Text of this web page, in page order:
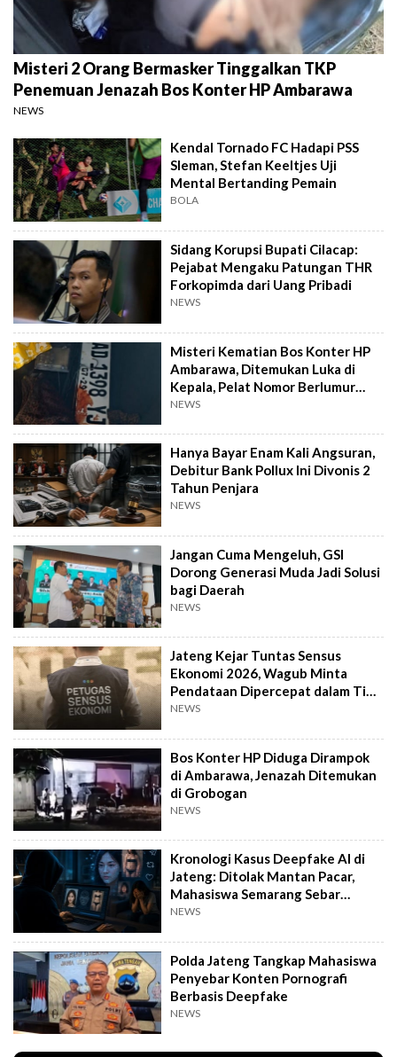
Misteri 2 Orang Bermasker Tinggalkan TKP
Penemuan Jenazah Bos Konter HP Ambarawa
NEWS
Kendal Tornado FC Hadapi PSS
Sleman, Stefan Keeltjes Uji
Mental Bertanding Pemain
BOLA
Sidang Korupsi Bupati Cilacap:
Pejabat Mengaku Patungan THR
Forkopimda dari Uang Pribadi
NEWS
Misteri Kematian Bos Konter HP
Ambarawa, Ditemukan Luka di
Kepala, Pelat Nomor Berlumur
Darah
NEWS
Hanya Bayar Enam Kali Angsuran,
Debitur Bank Pollux Ini Divonis 2
Tahun Penjara
NEWS
Jangan Cuma Mengeluh, GSI
Dorong Generasi Muda Jadi Solusi
bagi Daerah
NEWS
Jateng Kejar Tuntas Sensus
Ekonomi 2026, Wagub Minta
Pendataan Dipercepat dalam Tiga
Pekan
NEWS
Bos Konter HP Diduga Dirampok
di Ambarawa, Jenazah Ditemukan
di Grobogan
NEWS
Kronologi Kasus Deepfake AI di
Jateng: Ditolak Mantan Pacar,
Mahasiswa Semarang Sebar
Konten Porno
NEWS
Polda Jateng Tangkap Mahasiswa
Penyebar Konten Pornografi
Berbasis Deepfake
NEWS